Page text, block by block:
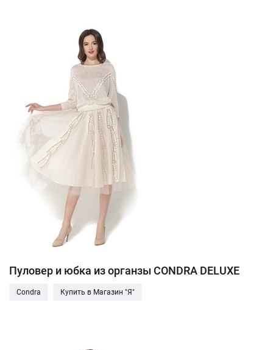
Пуловер и юбка из органзы CONDRA DELUXE
Condra Купить в Магазин "Я"